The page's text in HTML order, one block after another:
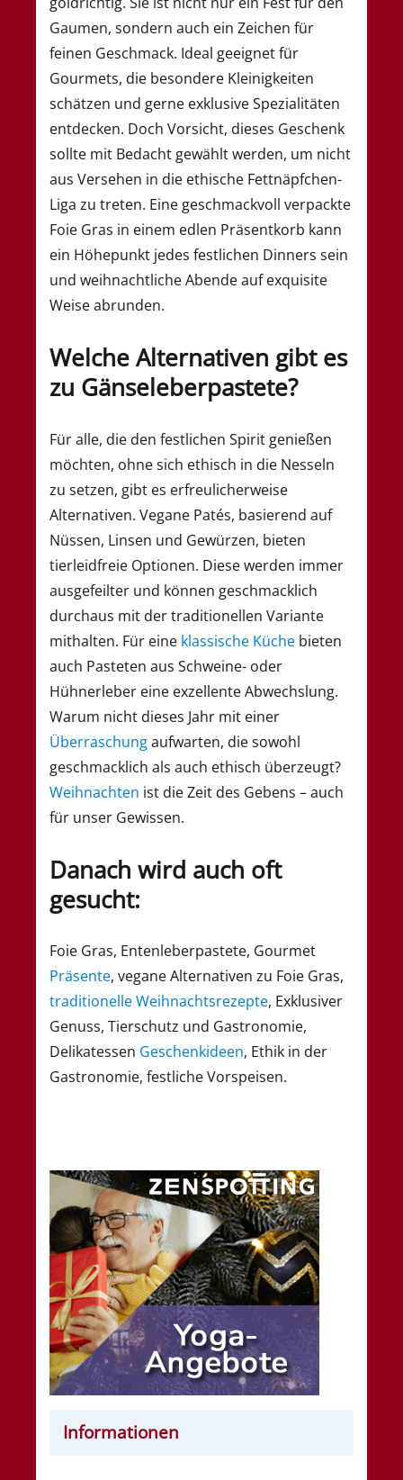
Gaumen, sondern auch ein Zeichen für
feinen Geschmack. Ideal geeignet für
Gourmets, die besondere Kleinigkeiten
schätzen und gerne exklusive Spezialitäten
entdecken. Doch Vorsicht, dieses Geschenk
sollte mit Bedacht gewählt werden, um nicht
aus Versehen in die ethische Fettnäpfchen-
Liga zu treten. Eine geschmackvoll verpackte
Foie Gras in einem edlen Präsentkorb kann
ein Höhepunkt jedes festlichen Dinners sein
und weihnachtliche Abende auf exquisite
Weise abrunden.
Welche Alternativen gibt es
zu Gänseleberpastete?
Für alle, die den festlichen Spirit genießen
möchten, ohne sich ethisch in die Nesseln
zu setzen, gibt es erfreulicherweise
Alternativen. Vegane Patés, basierend auf
Nüssen, Linsen und Gewürzen, bieten
tierleidfreie Optionen. Diese werden immer
ausgefeilter und können geschmacklich
durchaus mit der traditionellen Variante
mithalten. Für eine klassische Küche bieten
auch Pasteten aus Schweine- oder
Hühnerleber eine exzellente Abwechslung.
Warum nicht dieses Jahr mit einer
Überraschungaufwarten, die sowohl
geschmacklich als auch ethisch überzeugt?
Weihnachten ist die Zeit des Gebens – auch
für unser Gewissen.
Danach wird auch oft
gesucht:
Foie Gras, Entenleberpastete, Gourmet
Präsente, vegane Alternativen zu Foie Gras,
traditionelle Weihnachtsrezepte, Exklusiver
Genuss, Tierschutz und Gastronomie,
Delikatessen Geschenkideen, Ethik in der
Gastronomie, festliche Vorspeisen.
Informationen